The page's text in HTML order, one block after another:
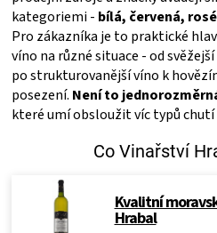
O
GRILOVÁNÍ
HAVAJSKÉ
kategoriemi - bílá, červená,
Pro zákazníka je to praktické
víno na různé situace - od
po strukturovanější víno k
posezení. Není to
které umí obsloužit víc typů chutí
Co Vinařství
Kvalitní
Hrabal